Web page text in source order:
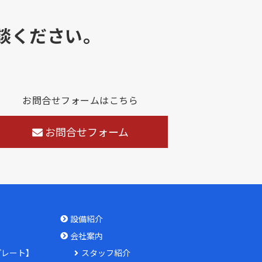
ださい。
お問合せフォームはこちら
お問合せフォーム
ート】
設備紹介
会社案内
スタッフ紹介